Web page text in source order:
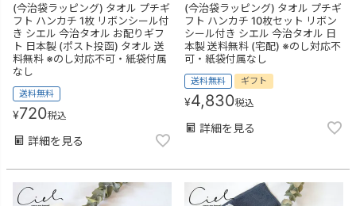
(今治袋ラッピング) タオル プチギ
フト ハンカチ 1枚 リボンシール付
き シエル 今治タオル お配りギフ
ト 日本製 (ポスト投函) タオル 送
料無料 ※のし対応不可・紙袋付属
なし
送料無料
¥720税込
詳細を見る
(今治袋ラッピング) タオル プチギ
フト ハンカチ 10枚セット リボン
シール付き シエル 今治タオル 日
本製 送料無料 (宅配) ※のし対応不
可・紙袋付属なし
送料無料 ギフト
¥4,830税込
詳細を見る